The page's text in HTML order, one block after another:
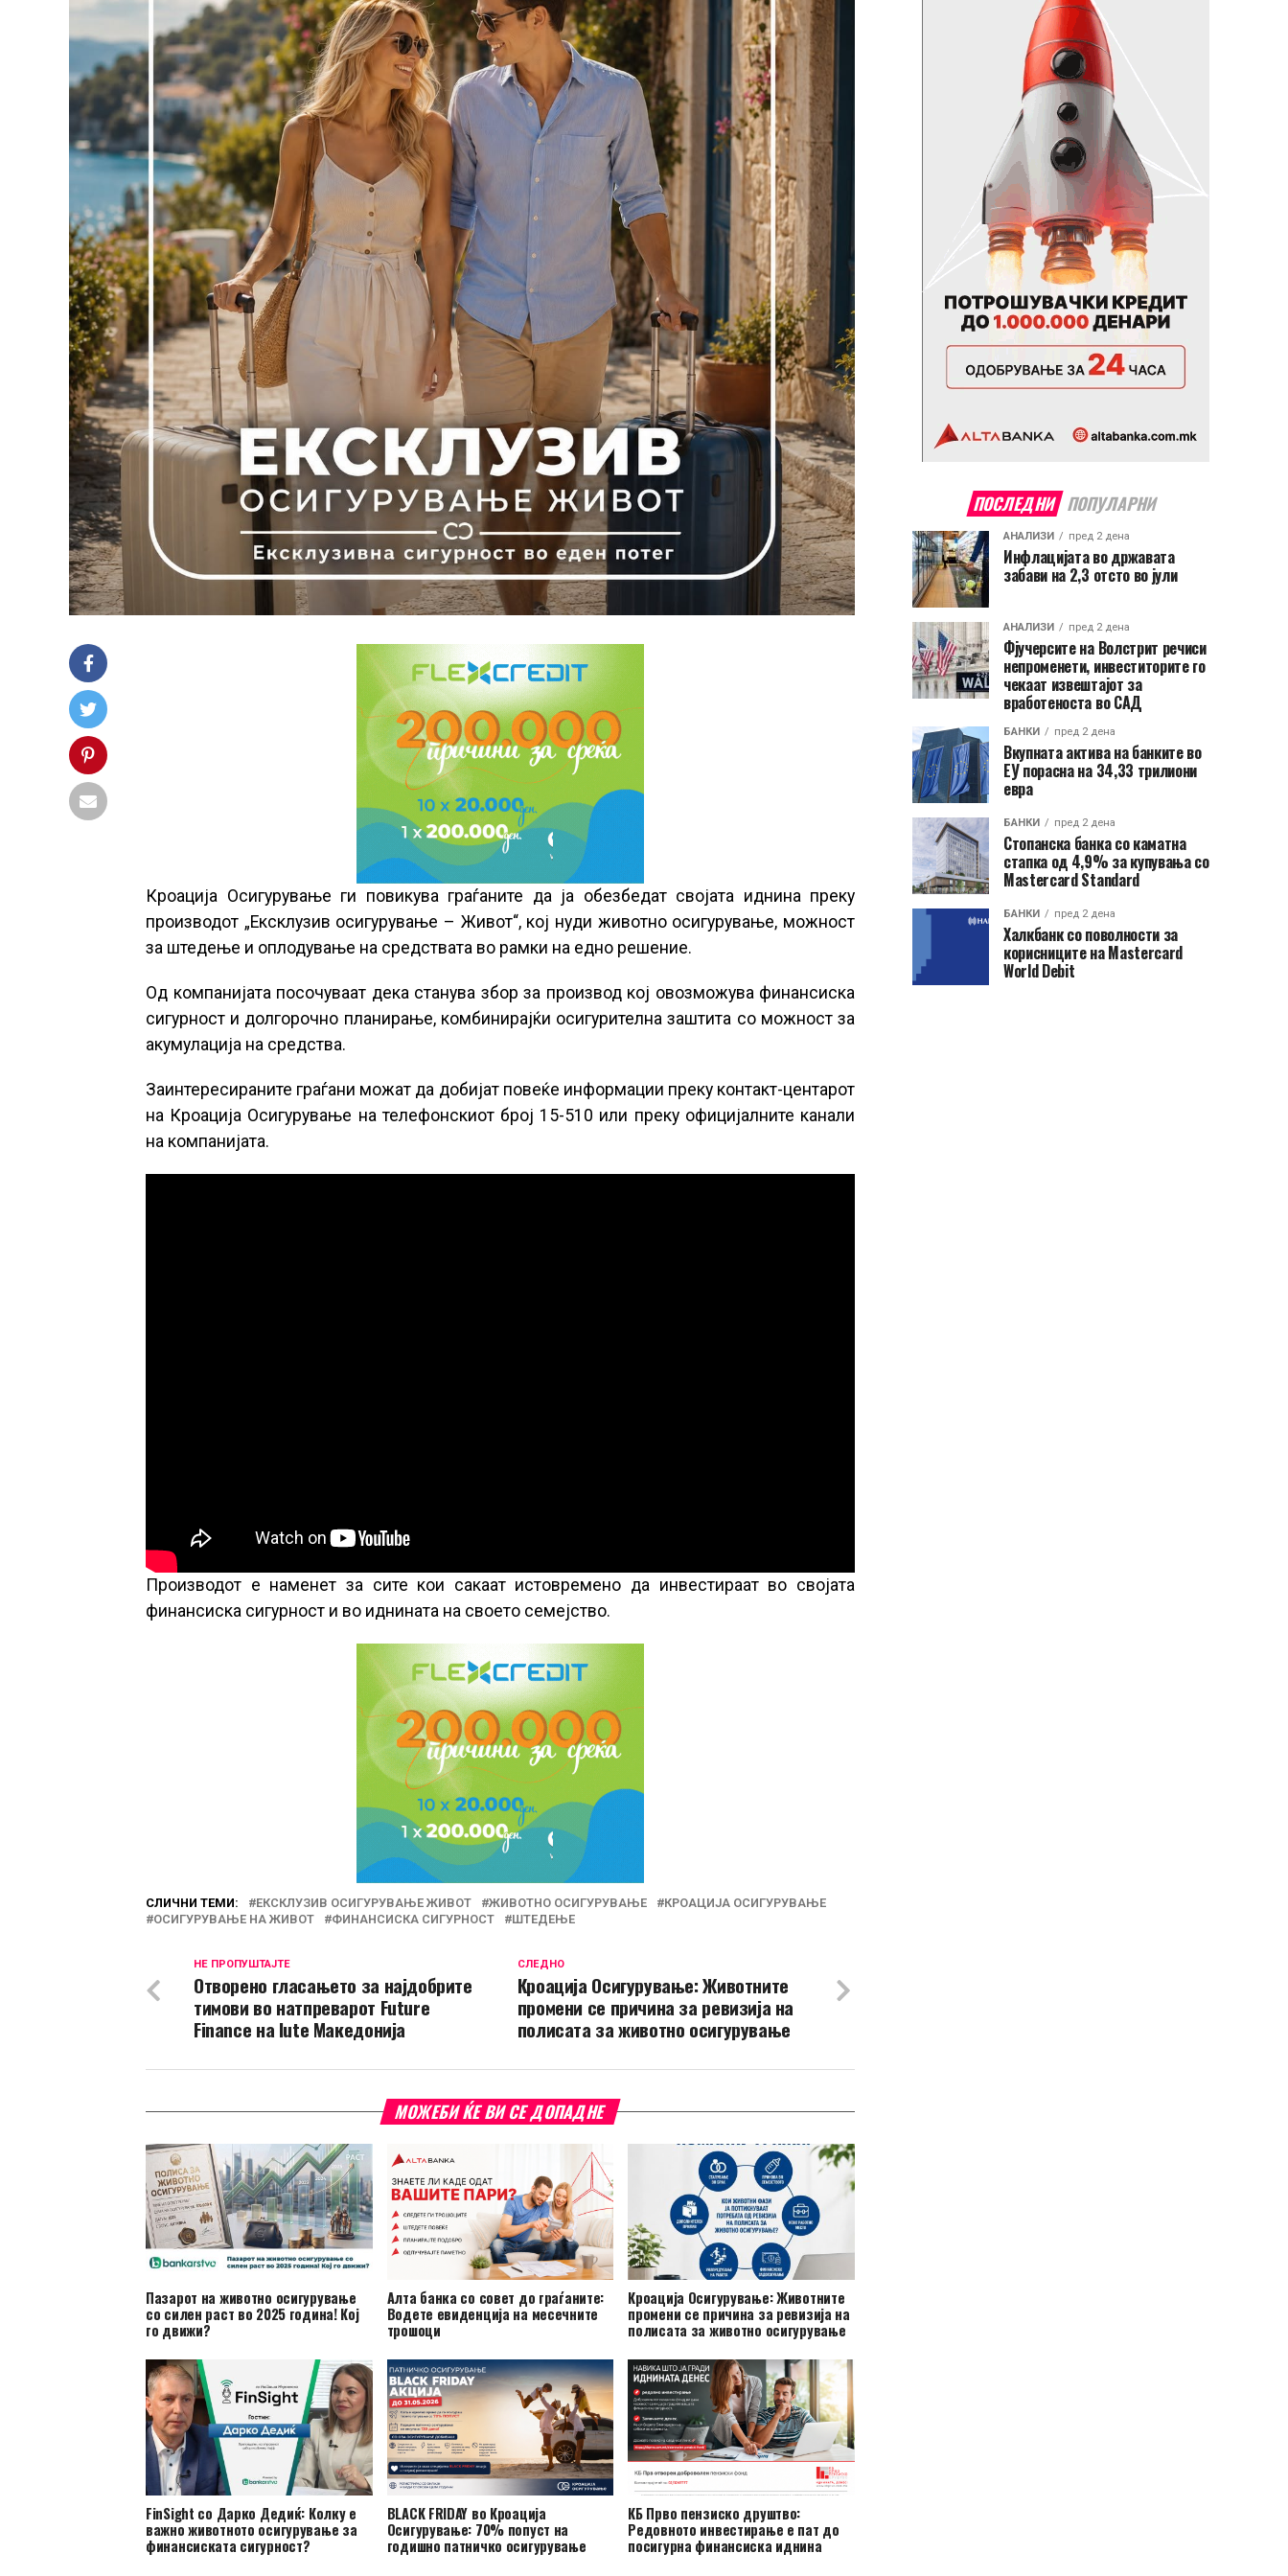
Кроација Осигурување ги повикува граѓаните да ја обезбедат својата иднина преку
производот „Ексклузив осигурување – Живот“, кој нуди животно осигурување, можност
за штедење и оплодување на средствата во рамки на едно решение.
Од компанијата посочуваат дека станува збор за производ кој овозможува финансиска
сигурност и долгорочно планирање, комбинирајќи осигурителна заштита со можност за
акумулација на средства.
Заинтересираните граѓани можат да добијат повеќе информации преку контакт-центарот
на Кроација Осигурување на телефонскиот број 15-510 или преку официјалните канали
на компанијата.
Производот е наменет за сите кои сакаат истовремено да инвестираат во својата
финансиска сигурност и во иднината на своето семејство.
СЛИЧНИ ТЕМИ: ЕКСКЛУЗИВ ОСИГУРУВАЊЕ ЖИВОТ ЖИВОТНО ОСИГУРУВАЊЕ
КРОАЦИЈА ОСИГУРУВАЊЕ
ОСИГУРУВАЊЕ НА ЖИВОТ
ФИНАНСИСКА СИГУРНОСТ ШТЕДЕЊЕ
СЛЕДНО
Кроација Осигурување: Животните
промени се причина за ревизија на
полисата за животно осигурување
НЕ ПРОПУШТАЈТЕ
Отворено гласањето за најдобрите
тимови во натпреварот Future
Finance на Iute Македонија
МОЖЕБИ ЌЕ ВИ СЕ ДОПАДНЕ
Пазарот на животно осигурување
со силен раст во 2025 година! Кој
го движи?
Алта банка со совет до граѓаните:
Водете евиденција на месечните
трошоци
Кроација Осигурување: Животните
промени се причина за ревизија на
полисата за животно осигурување
FinSight со Дарко Дедиќ: Колку е
важно животното осигурување за
финансиската сигурност?
BLACK FRIDAY во Кроација
Осигурување: 70% попуст на
годишно патничко осигурување
КБ Прво пензиско друштво:
Редовното инвестирање е пат до
посигурна финансиска иднина
ПОСЛЕДНИ ПОПУЛАРНИ
АНАЛИЗИ пред 2 дена
Инфлацијата во државата
забави на 2,3 отсто во јули
АНАЛИЗИ пред 2 дена
Фјучерсите на Волстрит речиси
непроменети, инвеститорите го
чекаат извештајот за
вработеноста во САД
БАНКИ пред 2 дена
Вкупната актива на банките во
ЕУ порасна на 34,33 трилиони
евра
БАНКИ пред 2 дена
Стопанска банка со каматна
стапка од 4,9% за купувања со
Mastercard Standard
БАНКИ пред 2 дена
Халкбанк со поволности за
корисниците на Mastercard
World Debit